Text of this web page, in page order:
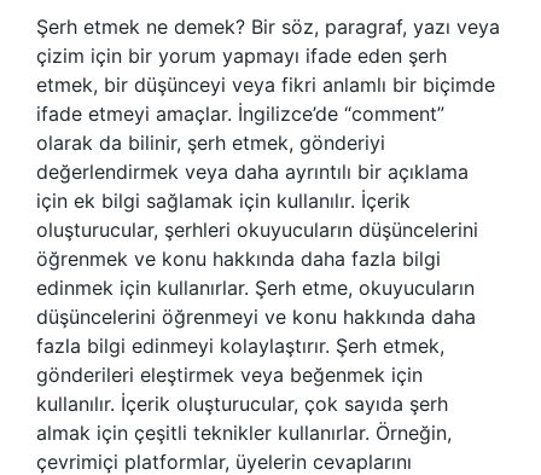
Şerh etmek ne demek? Bir söz, paragraf, yazı veya
çizim için bir yorum yapmayı ifade eden şerh
etmek, bir düşünceyi veya fikri anlamlı bir biçimde
ifade etmeyi amaçlar. İngilizce’de “comment”
olarak da bilinir, şerh etmek, gönderiyi
değerlendirmek veya daha ayrıntılı bir açıklama
için ek bilgi sağlamak için kullanılır. İçerik
oluşturucular, şerhleri okuyucuların düşüncelerini
öğrenmek ve konu hakkında daha fazla bilgi
edinmek için kullanırlar. Şerh etme, okuyucuların
düşüncelerini öğrenmeyi ve konu hakkında daha
fazla bilgi edinmeyi kolaylaştırır. Şerh etmek,
gönderileri eleştirmek veya beğenmek için
kullanılır. İçerik oluşturucular, çok sayıda şerh
almak için çeşitli teknikler kullanırlar. Örneğin,
çevrimiçi platformlar, üyelerin cevaplarını